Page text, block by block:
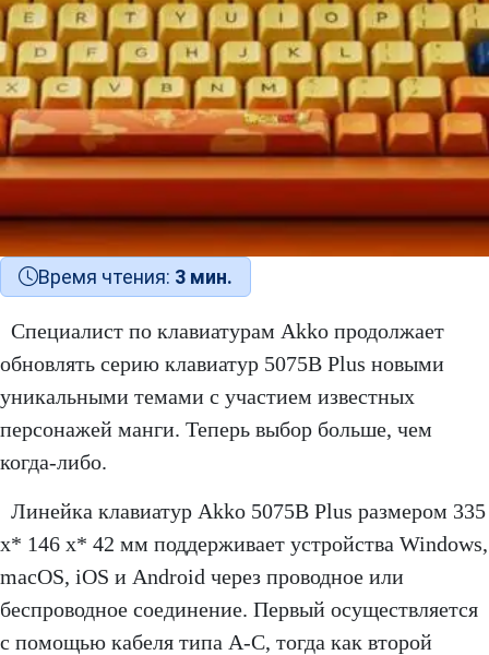
Время чтения: 3 мин.
Специалист по клавиатурам Akko продолжает
обновлять серию клавиатур 5075B Plus новыми
уникальными темами с участием известных
персонажей манги. Теперь выбор больше, чем
когда-либо.
Линейка клавиатур Akko 5075B Plus размером 335
x* 146 x* 42 мм поддерживает устройства Windows,
macOS, iOS и Android через проводное или
беспроводное соединение. Первый осуществляется
с помощью кабеля типа A-C, тогда как второй